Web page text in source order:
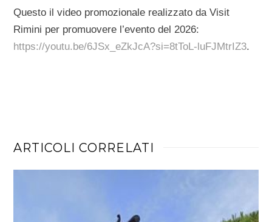
Questo il video promozionale realizzato da Visit
Rimini per promuovere l’evento del 2026:
https://youtu.be/6JSx_eZkJcA?si=8tToL-luFJMtrIZ3.
ARTICOLI CORRELATI